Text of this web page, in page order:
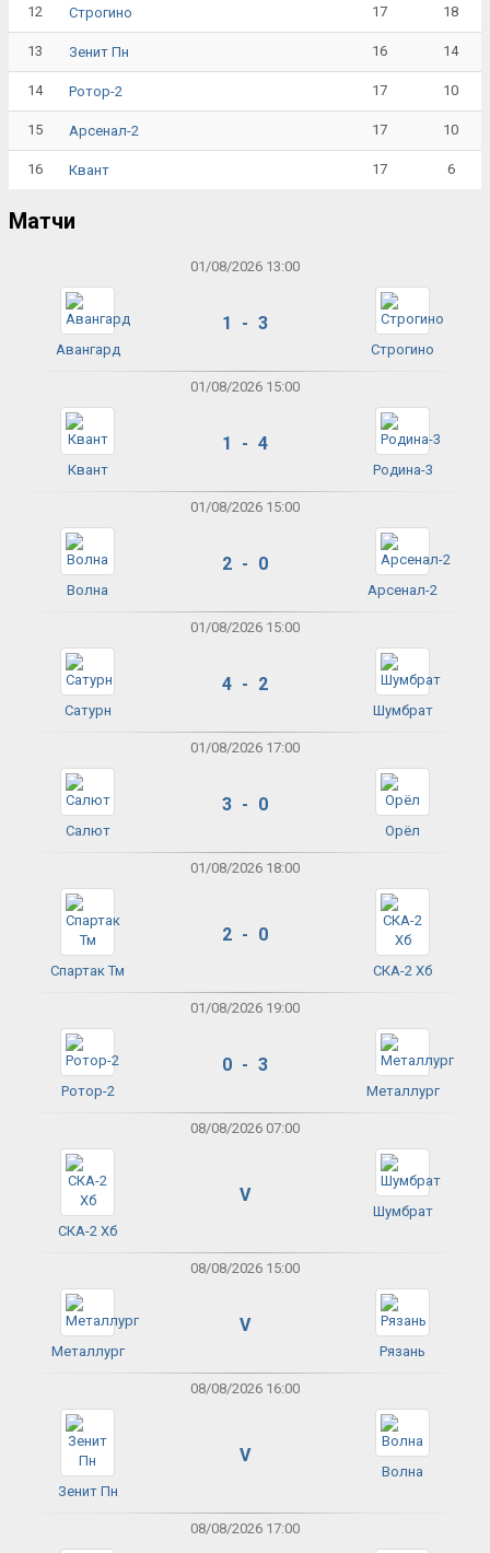
12 Строгино 17 18
13 Зенит Пн 16 14
14 Ротор-2 17 10
15 Арсенал-2 17 10
16 Квант 17 6
Матчи
01/08/2026 13:00
Авангард
1 - 3
Строгино
01/08/2026 15:00
Квант
1 - 4
Родина-3
01/08/2026 15:00
Волна
2 - 0
Арсенал-2
01/08/2026 15:00
Сатурн
4 - 2
Шумбрат
01/08/2026 17:00
Салют
3 - 0
Орёл
01/08/2026 18:00
Спартак Тм
2 - 0
СКА-2 Хб
01/08/2026 19:00
Ротор-2
0 - 3
Металлург
08/08/2026 07:00
СКА-2 Хб
V
Шумбрат
08/08/2026 15:00
Металлург
V
Рязань
08/08/2026 16:00
Зенит Пн
V
Волна
08/08/2026 17:00